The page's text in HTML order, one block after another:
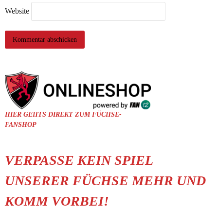
Website
HIER GEHTS DIREKT ZUM FÜCHSE-
FANSHOP
VERPASSE KEIN SPIEL
UNSERER FÜCHSE MEHR UND
KOMM VORBEI!